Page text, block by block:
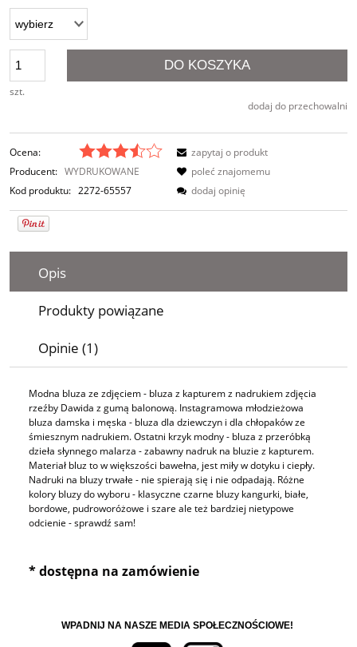
szt.
DO KOSZYKA
dodaj do przechowalni
Ocena:
Producent: WYDRUKOWANE
Kod produktu: 2272-65557
zapytaj o produkt
poleć znajomemu
dodaj opinię
Opis
Produkty powiązane
Opinie (1)
Modna bluza ze zdjęciem - bluza z kapturem z nadrukiem zdjęcia
rzeźby Dawida z gumą balonową. Instagramowa młodzieżowa
bluza damska i męska - bluza dla dziewczyn i dla chłopaków ze
śmiesznym nadrukiem. Ostatni krzyk modny - bluza z przeróbką
dzieła słynnego malarza - zabawny nadruk na bluzie z kapturem.
Materiał bluz to w większości bawełna, jest miły w dotyku i ciepły.
Nadruki na bluzy trwałe - nie spierają się i nie odpadają. Różne
kolory bluzy do wyboru - klasyczne czarne bluzy kangurki, białe,
bordowe, pudroworóżowe i szare ale też bardziej nietypowe
odcienie - sprawdź sam!
* dostępna na zamówienie
WPADNIJ NA NASZE MEDIA SPOŁECZNOŚCIOWE!